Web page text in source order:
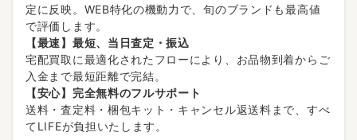
定に反映。WEB特化の機動力で、旬のブランドも最高値
で評価します。
【最速】最短、当日査定・振込
宅配買取に最適化されたフローにより、お品物到着からご
入金まで最短距離で完結。
【安心】完全無料のフルサポート
送料・査定料・梱包キット・キャンセル返送料まで、すべ
てLIFEが負担いたします。